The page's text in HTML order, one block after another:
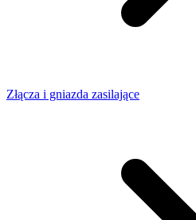
Złącza i gniazda zasilające